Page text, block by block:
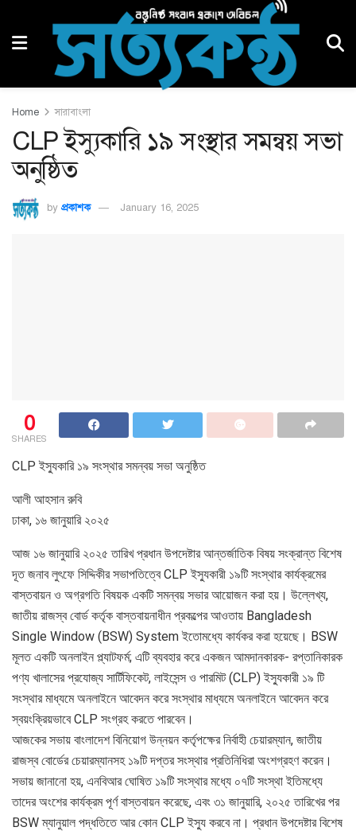
Home সারাবাংলা
CLP ইস‍্যুকারি ১৯ সংস্থার সমন্বয় সভা
অনুষ্ঠিত
by প্রকাশক January 16, 2025
0
SHARES
CLP ইস‍্যুকারি ১৯ সংস্থার সমন্বয় সভা অনুষ্ঠিত
আলী আহসান রুবি
ঢাকা, ১৬ জানুয়ারি ২০২৫
আজ ১৬ জানুয়ারি ২০২৫ তারিখ প্রধান উপদেষ্টার আন্তর্জাতিক বিষয় সংক্রান্ত বিশেষ
দূত জনাব লুৎফে সিদ্দিকীর সভাপতিত্বে CLP ইস্যুকারী ১৯টি সংস্থার কার্যক্রমের
বাস্তবায়ন ও অগ্রগতি বিষয়ক একটি সমন্বয় সভার আয়োজন করা হয়। উল্লেখ্য,
জাতীয় রাজস্ব বোর্ড কর্তৃক বাস্তবায়নাধীন প্রকল্পের আওতায় Bangladesh
Single Window (BSW) System ইতোমধ্যে কার্যকর করা হয়েছে। BSW
মূলত একটি অনলাইন প্ল্যাটফর্ম; এটি ব্যবহার করে একজন আমদানকারক- রপ্তানিকারক
পণ্য খালাসের প্রযোজ্য সার্টিফিকেট, লাইসেন্স ও পারমিট (CLP) ইস্যুকারী ১৯ টি
সংস্থার মাধ্যমে অনলাইনে আবেদন করে সংস্থার মাধ্যমে অনলাইনে আবেদন করে
স্বয়ংক্রিয়ভাবে CLP সংগ্রহ করতে পারবেন।
আজকের সভায় বাংলাদেশ বিনিয়োগ উন্নয়ন কর্তৃপক্ষের নির্বাহী চেয়ারম্যান, জাতীয়
রাজস্ব বোর্ডের চেয়ারম্যানসহ ১৯টি দপ্তর সংস্থার প্রতিনিধিরা অংশগ্রহণ করেন।
সভায় জানানো হয়, এনবিআর ঘোষিত ১৯টি সংস্থার মধ্যে ০৭টি সংস্থা ইতিমধ্যে
তাদের অংশের কার্যক্রম পূর্ণ বাস্তবায়ন করেছে, এবং ৩১ জানুয়ারি, ২০২৫ তারিখের পর
BSW ম্যানুয়াল পদ্ধতিতে আর কোন CLP ইস্যু করবে না। প্রধান উপদেষ্টার বিশেষ